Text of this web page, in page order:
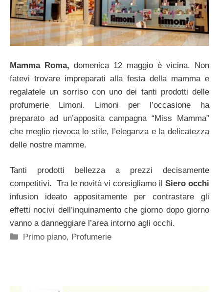
Mamma Roma, domenica 12 maggio è vicina. Non
fatevi trovare impreparati alla festa della mamma e
regalatele un sorriso con uno dei tanti prodotti delle
profumerie Limoni. Limoni per l’occasione ha
preparato ad un’apposita campagna “Miss Mamma”
che meglio rievoca lo stile, l’eleganza e la delicatezza
delle nostre mamme.
Tanti prodotti bellezza a prezzi decisamente
competitivi. Tra le novità vi consigliamo il Siero occhi
infusion ideato appositamente per contrastare gli
effetti nocivi dell’inquinamento che giorno dopo giorno
vanno a danneggiare l’area intorno agli occhi.
Categorie
Primo piano, Profumerie